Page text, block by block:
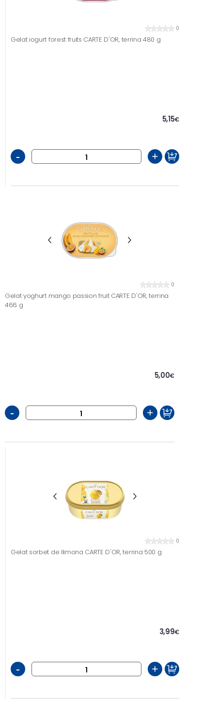
0
Gelat iogurt forest fruits CARTE D'OR, terrina 480 g
5,15€
- +
0
Gelat yoghurt mango passion fruit CARTE D'OR, terrina
466 g
5,00€
- +
0
Gelat sorbet de llimona CARTE D'OR, terrina 500 g
3,99€
- +